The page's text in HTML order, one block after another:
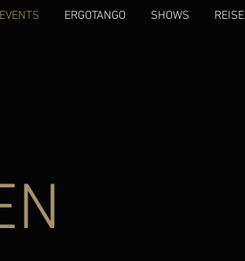
EVENTS ERGOTANGO SHOWS REISE